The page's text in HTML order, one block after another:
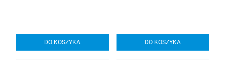
DO KOSZYKA DO KOSZYKA